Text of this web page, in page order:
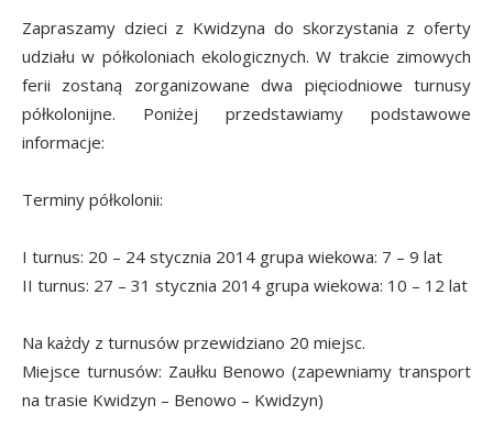
Zapraszamy dzieci z Kwidzyna do skorzystania z oferty
udziału w półkoloniach ekologicznych. W trakcie zimowych
ferii zostaną zorganizowane dwa pięciodniowe turnusy
półkolonijne. Poniżej przedstawiamy podstawowe
informacje:
Terminy półkolonii:
I turnus: 20 – 24 stycznia 2014 grupa wiekowa: 7 – 9 lat
II turnus: 27 – 31 stycznia 2014 grupa wiekowa: 10 – 12 lat
Na każdy z turnusów przewidziano 20 miejsc.
Miejsce turnusów: Zaułku Benowo (zapewniamy transport
na trasie Kwidzyn – Benowo – Kwidzyn)